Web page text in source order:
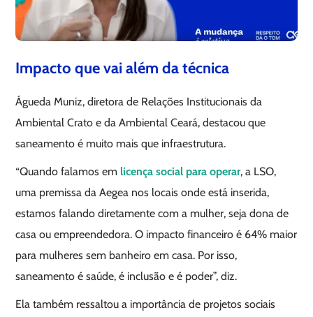
Impacto que vai além da técnica
Águeda Muniz, diretora de Relações Institucionais da
Ambiental Crato e da Ambiental Ceará, destacou que
saneamento é muito mais que infraestrutura.
“Quando falamos em licença social paraoperar, a LSO,
uma premissa da Aegea nos locais onde está inserida,
estamos falando diretamente com a mulher, seja dona de
casa ou empreendedora. O impacto financeiro é 64% maior
para mulheres sem banheiro em casa. Por isso,
saneamento é saúde, é inclusão e é poder”, diz.
Ela também ressaltou a importância de projetos sociais